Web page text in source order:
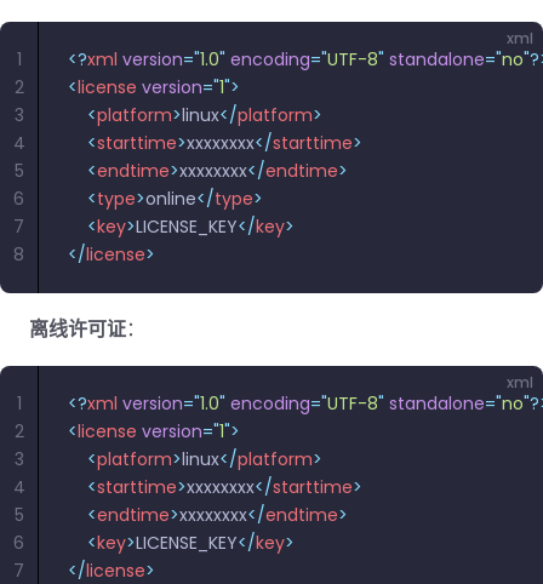
免费试用: 立即获取您的 30 天免费试用许可证。
C++ 指
南
PHP 指
南
Python
指南
指南
Ruby 指
南
Go 指南
Native 指
南
xml
<?xml version="1.0" encoding="UTF-8" standalone="no"
<license version="1">
    <
platform>linux</platform>
    <
starttime>xxxxxxxx</starttime>
    <
endtime>xxxxxxxx</endtime>
    <
type>online</type>
    <
key>LICENSE_KEY</key>
</license>
1
2
3
4
5
6
7
8
离线许可证：
xml
<?xml version="1.0" encoding="UTF-8" standalone="no"
<license version="1">
    <
platform>linux</platform>
    <
starttime>xxxxxxxx</starttime>
    <
endtime>xxxxxxxx</endtime>
    <
key>LICENSE_KEY</key>
</license>
1
2
3
4
5
6
7